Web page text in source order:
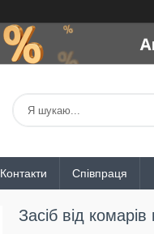
Контакти Співпраця
Засіб від